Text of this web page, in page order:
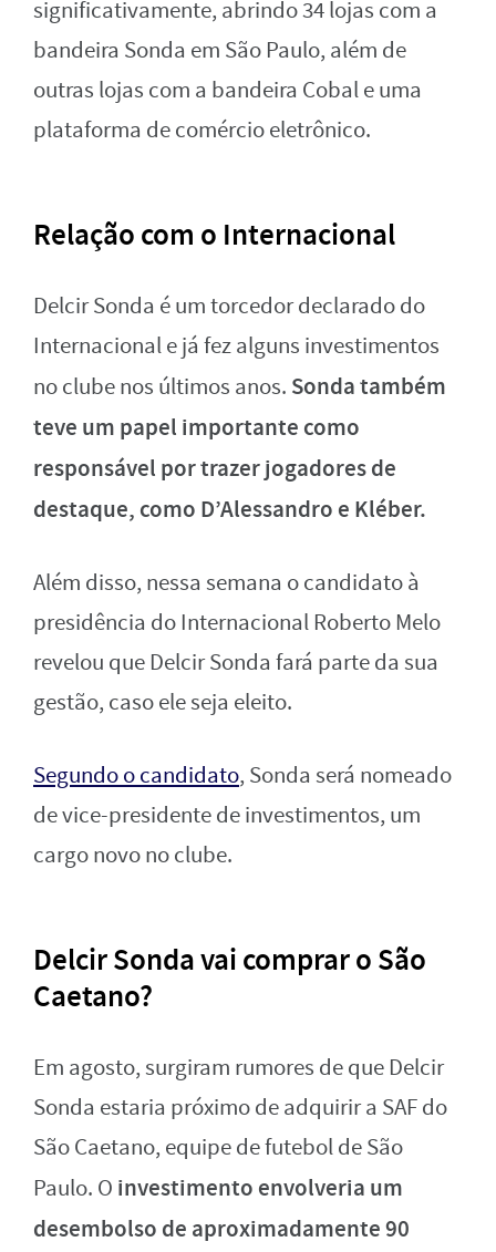
significativamente, abrindo 34 lojas com a
bandeira Sonda em São Paulo, além de
outras lojas com a bandeira Cobal e uma
plataforma de comércio eletrônico.
Relação com o Internacional
Delcir Sonda é um torcedor declarado do
Internacional e já fez alguns investimentos
no clube nos últimos anos. Sonda também
teve um papel importante como
responsável por trazer jogadores de
destaque, como D’Alessandro e Kléber.
Além disso, nessa semana o candidato à
presidência do Internacional Roberto Melo
revelou que Delcir Sonda fará parte da sua
gestão, caso ele seja eleito.
Segundo o candidato, Sonda será nomeado
de vice-presidente de investimentos, um
cargo novo no clube.
Delcir Sonda vai comprar o São
Caetano?
Em agosto, surgiram rumores de que Delcir
Sonda estaria próximo de adquirir a SAF do
São Caetano, equipe de futebol de São
Paulo. O investimento envolveria um
desembolso de aproximadamente 90